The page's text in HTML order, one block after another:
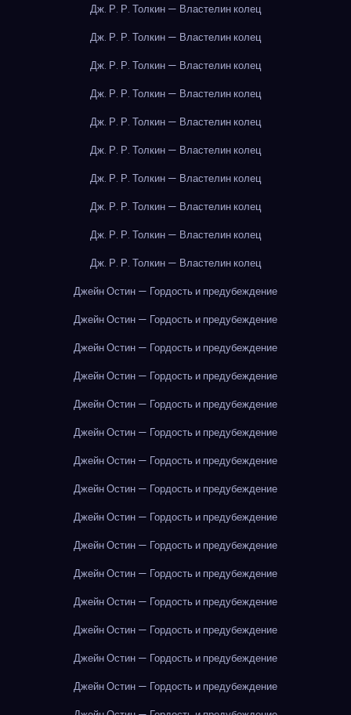
Дж. Р. Р. Толкин — Властелин колец
Дж. Р. Р. Толкин — Властелин колец
Дж. Р. Р. Толкин — Властелин колец
Дж. Р. Р. Толкин — Властелин колец
Дж. Р. Р. Толкин — Властелин колец
Дж. Р. Р. Толкин — Властелин колец
Дж. Р. Р. Толкин — Властелин колец
Дж. Р. Р. Толкин — Властелин колец
Дж. Р. Р. Толкин — Властелин колец
Дж. Р. Р. Толкин — Властелин колец
Джейн Остин — Гордость и предубеждение
Джейн Остин — Гордость и предубеждение
Джейн Остин — Гордость и предубеждение
Джейн Остин — Гордость и предубеждение
Джейн Остин — Гордость и предубеждение
Джейн Остин — Гордость и предубеждение
Джейн Остин — Гордость и предубеждение
Джейн Остин — Гордость и предубеждение
Джейн Остин — Гордость и предубеждение
Джейн Остин — Гордость и предубеждение
Джейн Остин — Гордость и предубеждение
Джейн Остин — Гордость и предубеждение
Джейн Остин — Гордость и предубеждение
Джейн Остин — Гордость и предубеждение
Джейн Остин — Гордость и предубеждение